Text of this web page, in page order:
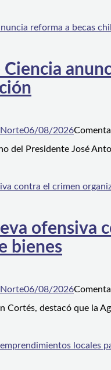
Norte06/08/2026
del Presidente José
ofensiva
bienes
Norte06/08/2026
Cortés, destacó que la